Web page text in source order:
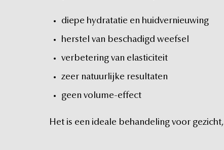
diepe hydratatie en huidvernieuwing
herstel van beschadigd weefsel
verbetering van elasticiteit
zeer natuurlijke resultaten
geen volume-effect
Het is een ideale behandeling voor gezicht,